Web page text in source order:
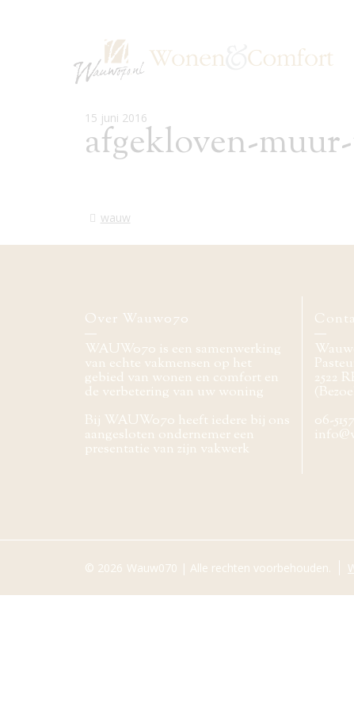
15 juni 2016
afgekloven-
wauw
Over Wauw070
WAUW070 is een samenwerking
van echte vakmensen op het
gebied van wonen en comfort en
de verbetering van uw woning
Bij WAUW070 heeft iedere bij ons
aangesloten ondernemer een
presentatie van zijn vakwerk
2522
06-
© 2026 Wauw070 | Alle rechten voorbehouden.